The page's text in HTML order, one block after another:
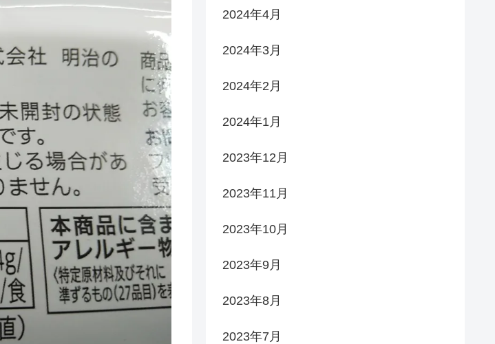
2024年4月
2024年3月
2024年2月
2024年1月
2023年12月
2023年11月
2023年10月
2023年9月
2023年8月
2023年7月